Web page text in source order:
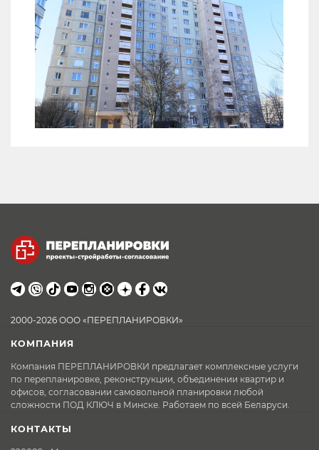
2000-2026 ООО «ПЕРЕПЛАНИРОВКИ»
КОМПАНИЯ
Компания ПЕРЕПЛАНИРОВКИ предлагает комплексные услуги
по перепланировке, реконструкции, объединении квартир и
офисов, согласовании самовольной планировки любой
сложности ПОД КЛЮЧ в Минске. Работаем по всей Беларуси.
КОНТАКТЫ